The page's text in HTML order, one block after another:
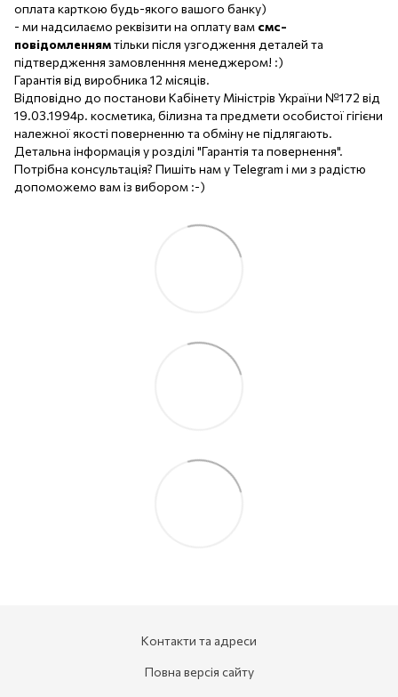
оплата карткою будь-якого вашого банку)
- ми надсилаємо реквізити на оплату вам смс-
повідомленнямтільки після узгодження деталей та
підтвердження замовленння менеджером! :)
Гарантія від виробника 12 місяців.
Відповідно до постанови Кабінету Міністрів України №172 від
19.03.1994р. косметика, білизна та предмети особистої гігієни
належної якості поверненню та обміну не підлягають.
Детальна інформація у розділі "Гарантія та повернення".
Потрібна консультація? Пишіть нам у Telegram і ми з радістю
допоможемо вам із вибором :-)
Контакти та адреси
Повна версія сайту